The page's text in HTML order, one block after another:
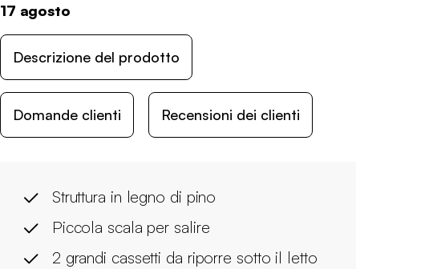
17 agosto
Descrizione del prodotto
Domande clienti Recensioni dei clienti
Struttura in legno di pino
Piccola scala per salire
2 grandi cassetti da riporre sotto il letto